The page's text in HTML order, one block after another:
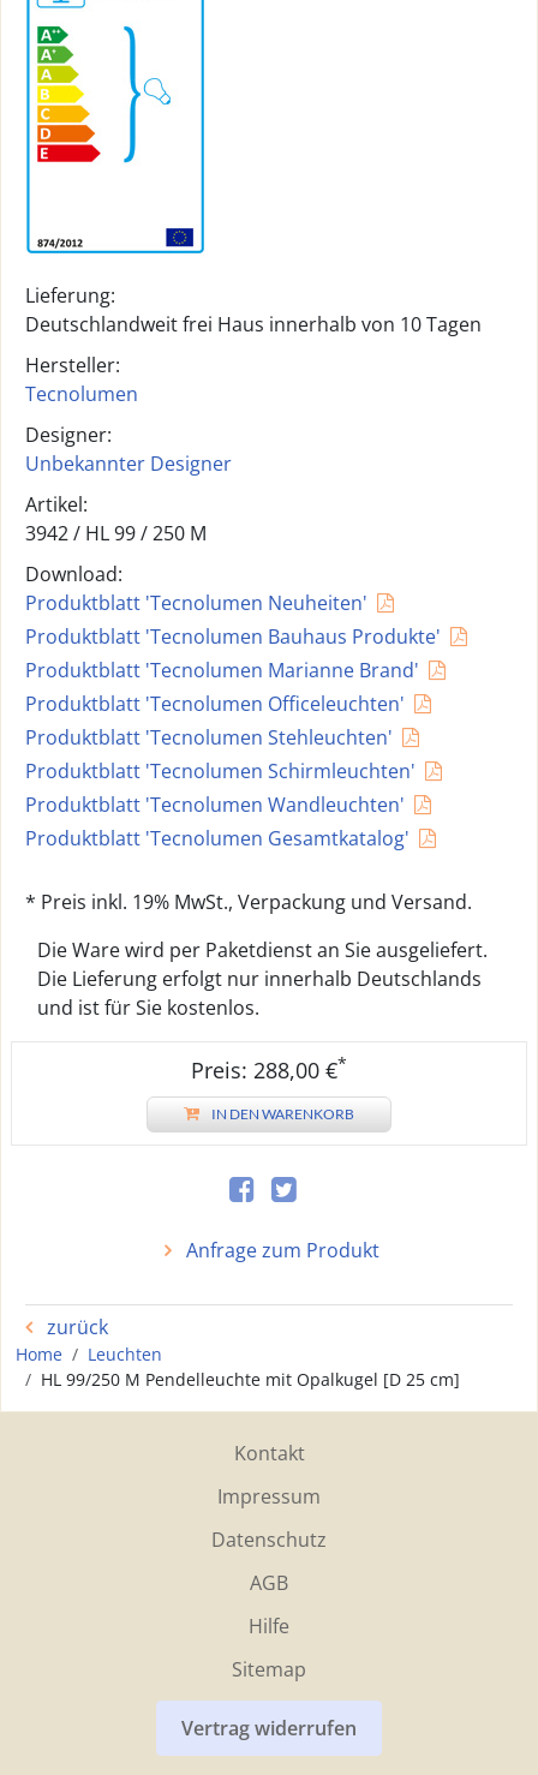
Lieferung:
Deutschlandweit frei Haus innerhalb von 10 Tagen
Hersteller:
Tecnolumen
Designer:
Unbekannter Designer
Artikel:
3942 / HL 99 / 250 M
Download:
Produktblatt 'Tecnolumen Neuheiten'
Produktblatt 'Tecnolumen Bauhaus Produkte'
Produktblatt 'Tecnolumen Marianne Brand'
Produktblatt 'Tecnolumen Officeleuchten'
Produktblatt 'Tecnolumen Stehleuchten'
Produktblatt 'Tecnolumen Schirmleuchten'
Produktblatt 'Tecnolumen Wandleuchten'
Produktblatt 'Tecnolumen Gesamtkatalog'
* Preis inkl. 19% MwSt., Verpackung und Versand.
Die Ware wird per Paketdienst an Sie ausgeliefert.
Die Lieferung erfolgt nur innerhalb Deutschlands
und ist für Sie kostenlos.
Preis: 288,00 €*
IN DEN WARENKORB
Anfrage zum Produkt
zurück
Home
Leuchten
HL 99/250 M Pendelleuchte mit Opalkugel [D 25 cm]
Kontakt
Impressum
Datenschutz
AGB
Hilfe
Sitemap
Vertrag widerrufen